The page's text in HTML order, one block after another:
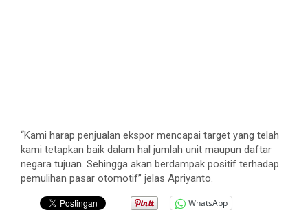
“Kami harap penjualan ekspor mencapai target yang telah
kami tetapkan baik dalam hal jumlah unit maupun daftar
negara tujuan. Sehingga akan berdampak positif terhadap
pemulihan pasar otomotif” jelas Apriyanto.
WhatsApp